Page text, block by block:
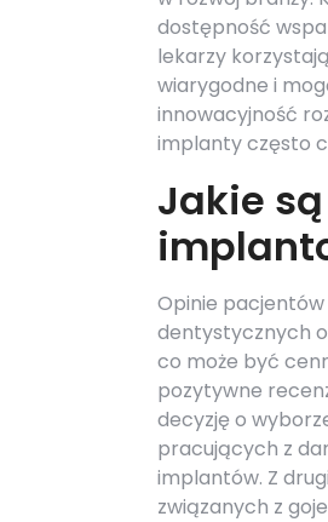
dostępność
lekarzy
wiarygodne i
innowacyjność
implanty często
Jakie
Opinie
dentystycznych
co może być
pozytywne
decyzję o
pracujących z
implantów. Z
związanych z